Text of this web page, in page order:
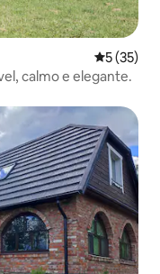
5 de uma
5 (35)
calmo e elegante.